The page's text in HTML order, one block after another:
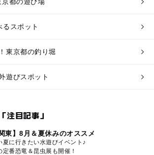
スポット
東京都の釣り堀
遊びスポット
注目記事」
関東】8月＆夏休みのオススメ
夏に行きたい水遊びイベント♪
定番恐竜＆昆虫展も開催！